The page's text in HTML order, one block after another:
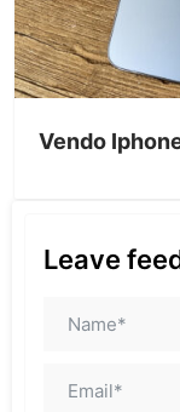
Vendo
Leave